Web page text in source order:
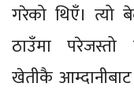
गरेको थिएँ। त्यो
ठाउँमा
खेतीकै